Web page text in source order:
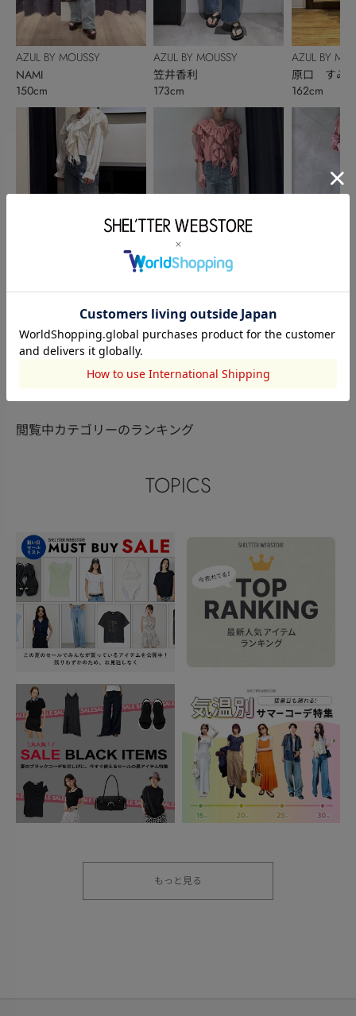
AZUL BY MOUSSY
NAMI
150cm
AZUL BY MOUSSY
155cm
AZUL BY MOUSSY
笠井香利
173cm
AZUL BY MOUSSY
齋藤友莉
161cm
AZUL BY
原口 すみ
162cm
AZUL BY
このアイテムを見た人がチェックしている商品
閲覧中カテゴリーのランキング
TOPICS
もっと見る